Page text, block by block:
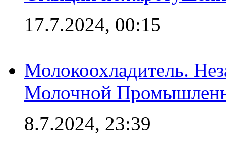
17.7.2024, 00:15
Молокоохладитель.
Молочной
8.7.2024, 23:39